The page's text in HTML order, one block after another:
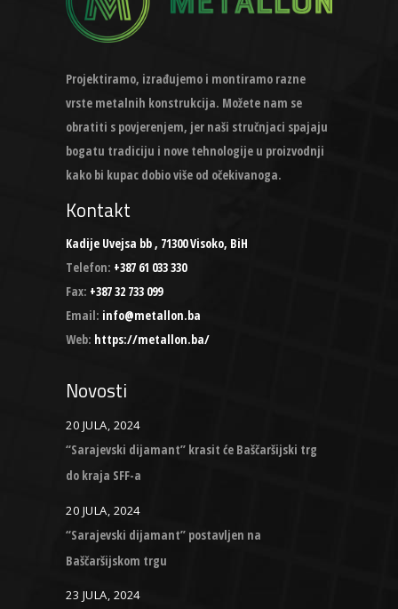
Projektiramo, izrađujemo i montiramo razne
vrste metalnih konstrukcija. Možete nam se
obratiti s povjerenjem, jer naši stručnjaci spajaju
bogatu tradiciju i nove tehnologije u proizvodnji
kako bi kupac dobio više od očekivanoga.
Kontakt
Kadije Uvejsa bb , 71300 Visoko, BiH
Telefon: +387 61 033 330
Fax: +387 32 733 099
Email: info@metallon.ba
Web: https://metallon.ba/
Novosti
20 JULA, 2024
“Sarajevski dijamant” krasit će Baščaršijski trg
do kraja SFF-a
20 JULA, 2024
“Sarajevski dijamant” postavljen na
Baščaršijskom trgu
23 JULA, 2024